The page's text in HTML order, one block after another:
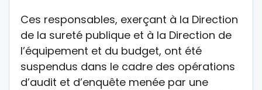
Ces responsables, exerçant à la Direction
de la sureté publique et à la Direction de
l’équipement et du budget, ont été
suspendus dans le cadre des opérations
d’audit et d’enquête menée par une